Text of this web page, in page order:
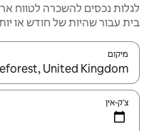
לגלות נכסים להשכרה לטווח
בית עבור שהיות של חודש או
מיקום
כאשר התוצאות יהיו זמינות,
צ'ק-אין